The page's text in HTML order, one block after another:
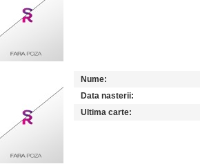
Nume:
Data nasterii:
Ultima carte: